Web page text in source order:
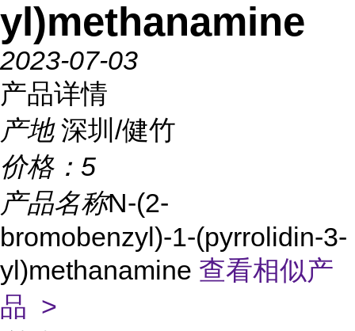
yl)methanamine
2023-07-03
产品详情
产地 深圳/健竹
价格： 5
产品名称N-(2-
bromobenzyl)-1-(pyrrolidin-3-
yl)methanamine 查看相似产
品 >